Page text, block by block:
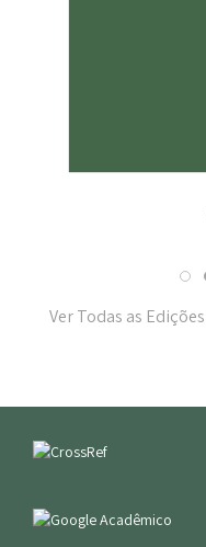
Ver Todas as Edições